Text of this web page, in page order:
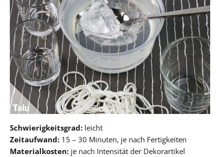
Schwierigkeitsgrad: leicht
Zeitaufwand: 15 – 30 Minuten, je nach Fertigkeiten
Materialkosten: je nach Intensität der Dekorartikel